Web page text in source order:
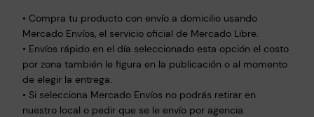
• Compra tu producto con envío a domicilio usando
Mercado Envíos, el servicio oficial de Mercado Libre.
• Envíos rápido en el día seleccionado esta opción el costo
por zona también le figura en la publicación o al momento
de elegir la entrega.
• Si selecciona Mercado Envíos no podrás retirar en
nuestro local o pedir que se le envío por agencia.